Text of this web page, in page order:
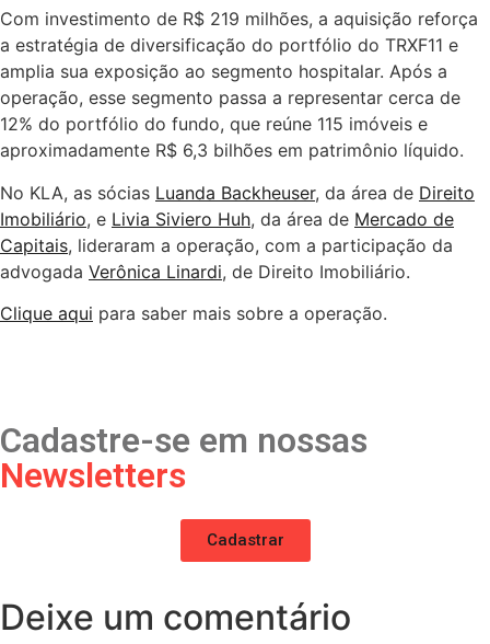
Com investimento de R$ 219 milhões, a aquisição reforça
a estratégia de diversificação do portfólio do TRXF11 e
amplia sua exposição ao segmento hospitalar. Após a
operação, esse segmento passa a representar cerca de
12% do portfólio do fundo, que reúne 115 imóveis e
aproximadamente R$ 6,3 bilhões em patrimônio líquido.
No KLA, as sócias Luanda Backheuser, da área de Direito
Imobiliário, e Livia Siviero Huh, da área de Mercado de
Capitais, lideraram a operação, com a participação da
advogada Verônica Linardi, de Direito Imobiliário.
Clique aqui para saber mais sobre a operação.
Cadastre-se em nossas
Newsletters
Cadastrar
Deixe um comentário